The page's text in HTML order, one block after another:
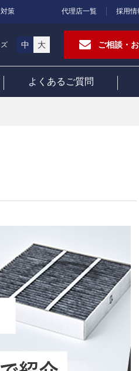
策 代理店一覧 採用情
中 大 ご相談・
よくあるご質問